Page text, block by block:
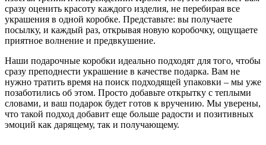
сразу оценить красоту каждого изделия, не перебирая все
украшения в одной коробке. Представьте: вы получаете
посылку, и каждый раз, открывая новую коробочку, ощущаете
приятное волнение и предвкушение.
Наши подарочные коробки идеально подходят для того, чтобы
сразу преподнести украшение в качестве подарка. Вам не
нужно тратить время на поиск подходящей упаковки – мы уже
позаботились об этом. Просто добавьте открытку с теплыми
словами, и ваш подарок будет готов к вручению. Мы уверены,
что такой подход добавит еще больше радости и позитивных
эмоций как дарящему, так и получающему.